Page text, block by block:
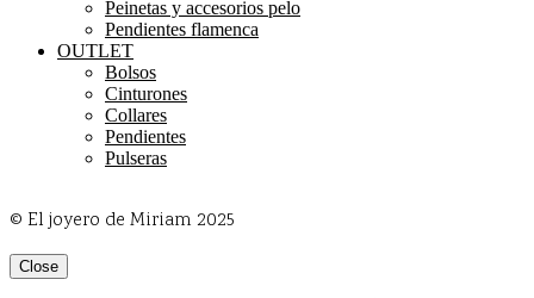
Peinetas y accesorios pelo
Pendientes flamenca
OUTLET
Bolsos
Cinturones
Collares
Pendientes
Pulseras
© El joyero de Miriam 2025
Close